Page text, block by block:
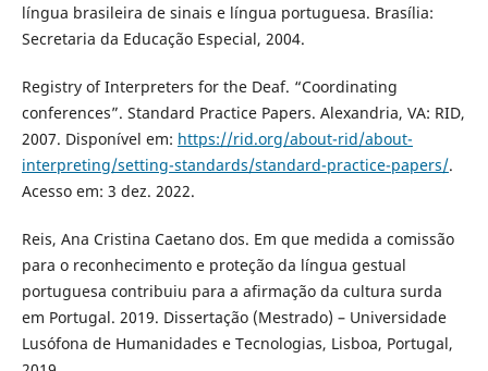
língua brasileira de sinais e língua portuguesa. Brasília:
Secretaria da Educação Especial, 2004.
Registry of Interpreters for the Deaf. “Coordinating
conferences”. Standard Practice Papers. Alexandria, VA: RID,
2007. Disponível em: https://rid.org/about-rid/about-
interpreting/setting-standards/standard-practice-papers/.
Acesso em: 3 dez. 2022.
Reis, Ana Cristina Caetano dos. Em que medida a comissão
para o reconhecimento e proteção da língua gestual
portuguesa contribuiu para a afirmação da cultura surda
em Portugal. 2019. Dissertação (Mestrado) – Universidade
Lusófona de Humanidades e Tecnologias, Lisboa, Portugal,